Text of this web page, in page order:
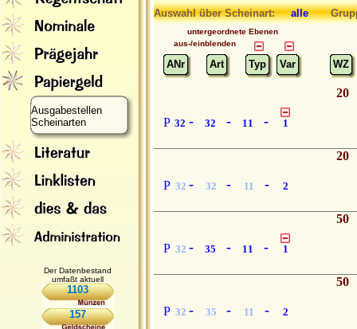
Ausgabestellen
Scheinarten
Der Datenbestand
umfaßt aktuell
1103
157
Auswahl über Scheinart:alle
untergeordnete Ebenen
aus-/einblenden
ANr Art Typ Var WZ
P 32 - 32 - 11 - 1
20
P 32 - 32 - 11 - 2
20
P 32 - 35 - 11 - 1
50
P 32 - 35 - 11 - 2
50